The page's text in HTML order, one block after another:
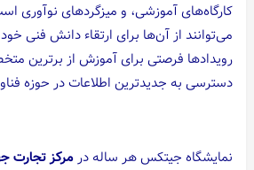
کارگاه‌های آموزشی، و میزگردهای نوآوری
می‌توانند از آن‌ها برای ارتقاء دانش فنی
رویدادها فرصتی برای آموزش از برترین
دسترسی به جدیدترین اطلاعات در حوزه
نمایشگاه جیتکس هر ساله در